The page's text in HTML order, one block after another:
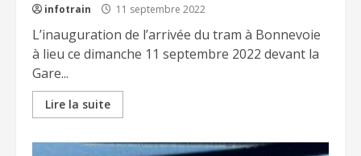
infotrain 11 septembre 2022
L’inauguration de l’arrivée du tram à Bonnevoie
à lieu ce dimanche 11 septembre 2022 devant la
Gare...
Lire la suite